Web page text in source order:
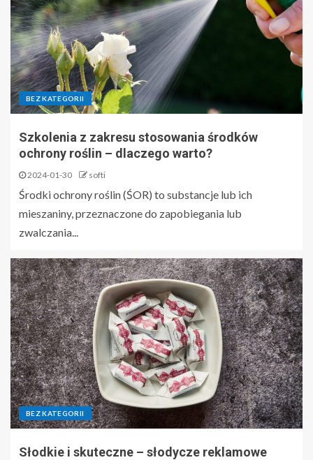
BEZ KATEGORII
Szkolenia z zakresu stosowania środków
ochrony roślin – dlaczego warto?
2024-01-30 softi
Środki ochrony roślin (ŚOR) to substancje lub ich
mieszaniny, przeznaczone do zapobiegania lub
zwalczania...
BEZ KATEGORII
Słodkie i skuteczne – słodycze reklamowe